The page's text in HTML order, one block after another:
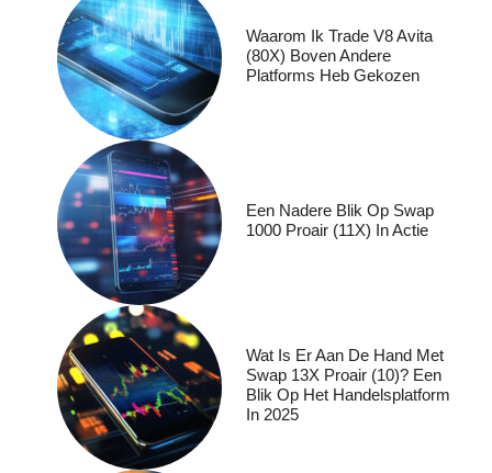
Waarom Ik Trade V8 Avita
(80X) Boven Andere
Platforms Heb Gekozen
Een Nadere Blik Op Swap
1000 Proair (11X) In Actie
Wat Is Er Aan De Hand Met
Swap 13X Proair (10)? Een
Blik Op Het Handelsplatform
In 2025